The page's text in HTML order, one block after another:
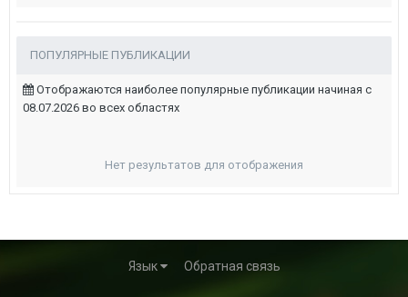
ПОПУЛЯРНЫЕ ПУБЛИКАЦИИ
Отображаются наиболее популярные публикации начиная с
08.07.2026 во всех областях
Нет результатов для отображения
Язык Обратная связь